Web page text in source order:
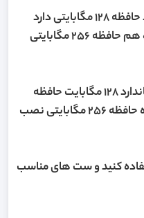
مدل korg pa2x بصورت استاندارد حافظه 128 مگابایتی دارد
ولی تعمیرکاران بر روی این دستگاه هم حافظه 256 مگابایتی
مدل korg pa3x هم در حالت استاندارد 128 مگابایت حافظه
دارد ولی تعمیرکاران بر روی دستگاه حافظه 256 مگابایتی نصب
کنید و ست های مناسب